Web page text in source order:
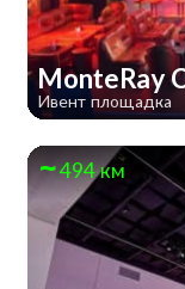
MonteRay
Ивент площадка
494 км